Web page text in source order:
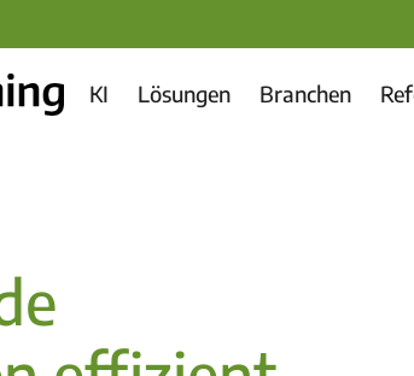
KI Lösungen Branchen